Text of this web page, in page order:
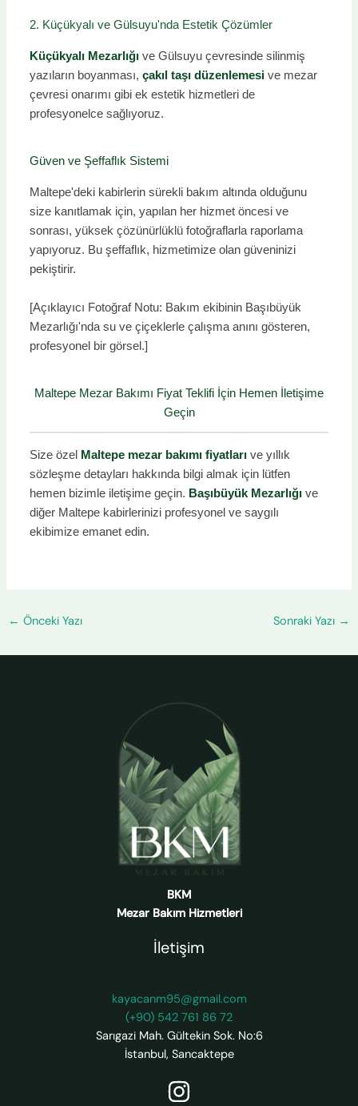
2. Küçükyalı ve Gülsuyu'nda Estetik Çözümler
Küçükyalı Mezarlığı ve Gülsuyu çevresinde silinmiş
yazıların boyanması,çakıl taşı düzenlemesi ve mezar
çevresi onarımı gibi ek estetik hizmetleri de
profesyonelce sağlıyoruz.
Güven ve Şeffaflık Sistemi
Maltepe'deki kabirlerin sürekli bakım altında olduğunu
size kanıtlamak için, yapılan her hizmet öncesi ve
sonrası, yüksek çözünürlüklü fotoğraflarla raporlama
yapıyoruz. Bu şeffaflık, hizmetimize olan güveninizi
pekiştirir.
[Açıklayıcı Fotoğraf Notu: Bakım ekibinin Başıbüyük
Mezarlığı'nda su ve çiçeklerle çalışma anını gösteren,
profesyonel bir görsel.]
Maltepe Mezar Bakımı Fiyat Teklifi İçin Hemen İletişime
Geçin
Size özel Maltepe mezar bakımı fiyatları ve yıllık
sözleşme detayları hakkında bilgi almak için lütfen
hemen bizimle iletişime geçin. Başıbüyük Mezarlığı ve
diğer Maltepe kabirlerinizi profesyonel ve saygılı
ekibimize emanet edin.
← Önceki Yazı Sonraki Yazı →
BKM
Mezar Bakım Hizmetleri
İletişim
kayacanm95@gmail.com
(+90) 542 761 86 72
Sarıgazi Mah. Gültekin Sok. No:6
İstanbul, Sancaktepe